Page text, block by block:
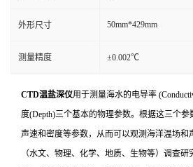
外形尺寸 50mm*429mm
测量精度 ±0.002℃
CTD温盐深仪用于测量海水的电导率
度(Depth)三个基本的物理参数。根据这三个参
声速和密度等参数，从而可以观测海洋温场和
（水文、物理、化学、地质、生物等）调查